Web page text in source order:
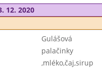
12. 2020
Gulášová
palačinky
,mléko,čaj,sirup